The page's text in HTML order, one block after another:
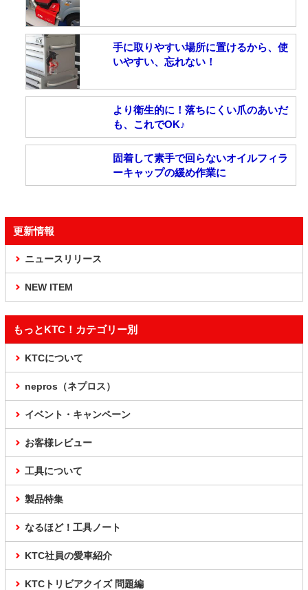
手に取りやすい場所に置けるから、使
いやすい、忘れない！
より衛生的に！落ちにくい爪のあいだ
も、これでOK♪
固着して素手で回らないオイルフィラ
ーキャップの緩め作業に
更新情報
ニュースリリース
NEW ITEM
もっとKTC！カテゴリー別
KTCについて
nepros（ネプロス）
イベント・キャンペーン
お客様レビュー
工具について
製品特集
なるほど！工具ノート
KTC社員の愛車紹介
KTCトリビアクイズ 問題編